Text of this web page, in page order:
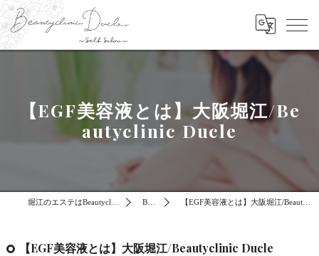
【EGF美容液とは】大阪堀江/Be
autyclinic Ducle
BLOG 【EGF美容液とは】大阪堀江/Beautyclinic Ducle
【EGF美容液とは】大阪堀江/Beautyclinic Ducle